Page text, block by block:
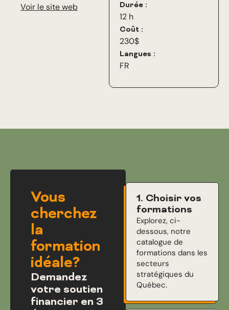
Voir le site web Durée :
12 h
Coût :
230$
Langues :
FR
Vous
cherchez
la
formation
idéale?
Demandez
votre soutien
financier en 3
1. Choisir vos
formations
Explorez, ci-
dessous, notre
catalogue de
formations dans les
secteurs
stratégiques du
Québec.